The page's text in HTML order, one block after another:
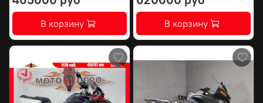
В корзину В корзину